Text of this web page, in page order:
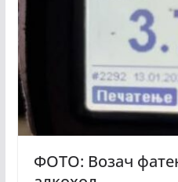
ФОТО: Возач